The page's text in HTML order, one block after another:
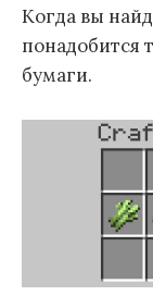
Когда вы
понадобится
бумаги.